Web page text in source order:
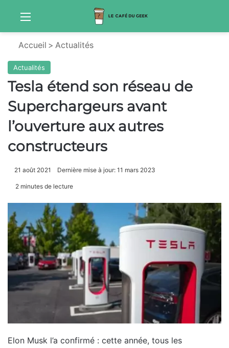
Menu
Accueil > Actualités
Actualités
Tesla étend son réseau de
Superchargeurs avant
l’ouverture aux autres
constructeurs
21 août 2021 Dernière mise à jour: 11 mars 2023
2 minutes de lecture
Elon Musk l’a confirmé : cette année, tous les